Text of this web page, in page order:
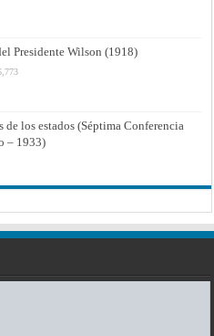
Presidente Wilson (1918)
de los estados (Séptima Conferencia
– 1933)